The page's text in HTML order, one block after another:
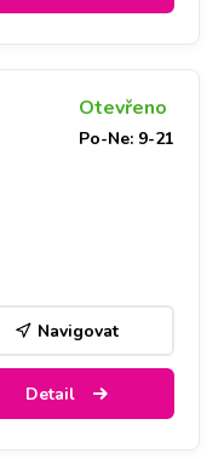
Otevřeno
Po-Ne: 9-21
Navigovat
Detail